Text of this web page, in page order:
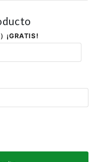
¡GRATIS!